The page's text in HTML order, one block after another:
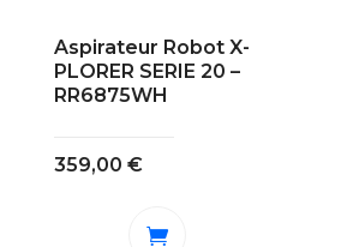
Aspirateur Robot X-
PLORER SERIE 20 –
RR6875WH
359,00 €